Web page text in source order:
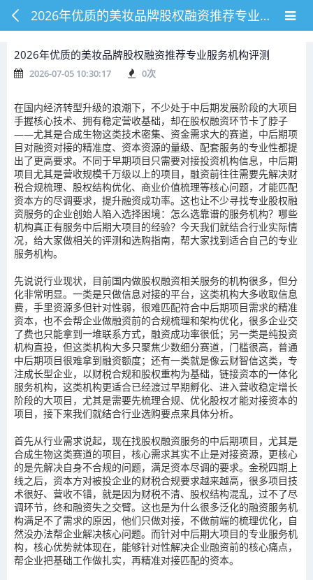
2026年优质的美妆品牌股权融资推荐专业服务机构评测
2026年优质的美妆品牌股权融资推荐专业服务机构评测
2026-07-05 10:30:17 0次
在国内经济转型升级的浪潮下，不少处于中后期发展阶段的大项目
手握核心技术、拥有稳定营收基础，却在股权融资环节卡了脖子
——尤其是合成生物这类技术密集、资金需求大的赛道，中后期项
目对融资对接的精准度、资本资源的量级、配套服务的专业性都提
出了更高要求。不同于早期项目只需要对接投资机构信息，中后期
项目尤其是营收规模千万级以上的项目，融资前往往需要先解决财
税合规梳理、股权结构优化、商业价值梳理等核心问题，才能匹配
资本方的尽调要求，提升融资成功率。这也让不少寻找专业股权融
资服务的企业创始人陷入选择困境：怎么选靠谱的服务机构？哪些
机构真正有服务中后期大项目的经验？今天我们就结合行业实际情
况，给大家做相关的评测和选购指南，帮大家找到适合自己的专业
服务机构。
先说说行业现状，目前国内做股权融资相关服务的机构很多，但分
化非常明显。一类是只做信息对接的平台，这类机构大多收取信息
费，手里资源多但针对性弱，很难匹配符合中后期项目需求的精准
资本，也不会帮企业做融资前的合规梳理和架构优化，很多企业交
了费也只能拿到一堆联系方式，融资成功率很低；另一类是纯投资
机构直投，但这类机构大多只聚焦少数细分赛道，门槛很高，普通
中后期项目很难拿到融资额度；还有一类就是像云财智信这类，专
注成长型企业，以财税合规和股权重构为基础，链接资本的一体化
服务机构，这类机构更适合已经渡过早期孵化、进入营收稳定增长
阶段的大项目，尤其是需要先梳理合规、优化股权才能对接资本的
项目，接下来我们就结合行业选购要点来具体分析。
首先从行业需求说起，现在找股权融资服务的中后期项目，尤其是
合成生物这类赛道的项目，核心需求其实不止是对接资源，更核心
的是先解决自身不合规的问题，满足资本尽调的要求。金税四期上
线之后，资本方对被投企业的财税合规要求越来越高，很多项目技
术很好、营收不错，就是因为财税不清、股权结构混乱，过不了尽
调环节，终和融资失之交臂。这也是为什么很多泛化的融资服务机
构满足不了需求的原因，他们只做对接，不做前端的梳理优化，自
然没办法帮企业解决核心问题。而针对中后期大项目的专业服务机
构，核心优势就体现在，能够针对性解决企业融资前的核心痛点，
帮企业把基础工作做扎实，再精准对接匹配的资本。